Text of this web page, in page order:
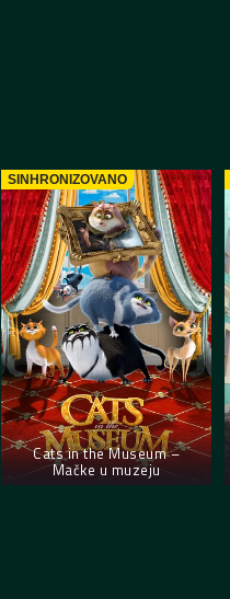
SINHRONIZOVANO
Cats in the Museum –
Mačke u muzeju